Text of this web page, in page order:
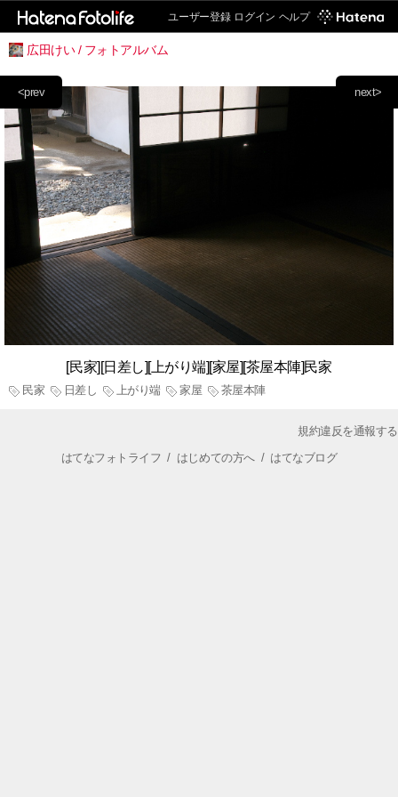
ユーザー登録 ログイン ヘルプ
広田けい / フォトアルバム
next>
<prev
[民家][日差し][上がり端][家屋][茶屋本陣]民家
民家 日差し 上がり端 家屋 茶屋本陣
規約違反を通報する
はてなフォトライフ / はじめての方へ/ はてなブログ